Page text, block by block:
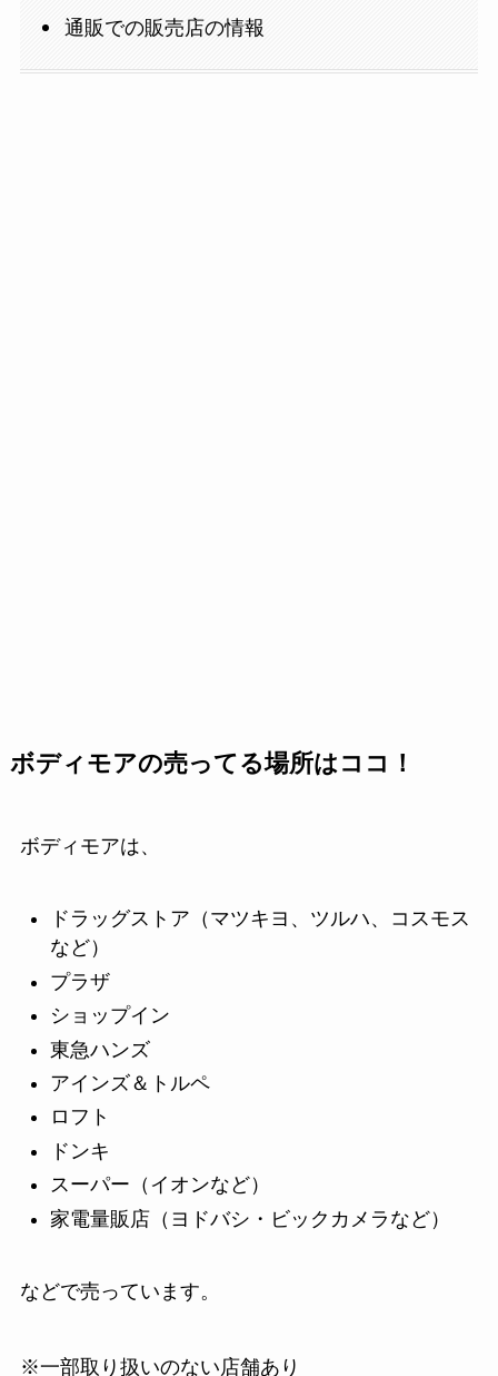
通販での販売店の情報
ボディモアの売ってる場所はココ！
ボディモアは、
ドラッグストア（マツキヨ、ツルハ、コスモス
など）
プラザ
ショップイン
東急ハンズ
アインズ＆トルペ
ロフト
ドンキ
スーパー（イオンなど）
家電量販店（ヨドバシ・ビックカメラなど）
などで売っています。
※一部取り扱いのない店舗あり